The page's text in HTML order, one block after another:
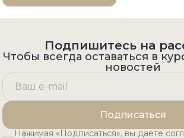
Подпишитесь на
Чтобы всегда оставаться в
новостей
Подписаться
Нажимая «Подписаться», вы даете